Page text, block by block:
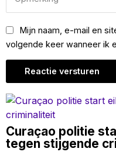
Mijn naam, e-mail en
volgende keer wanneer ik
Curaçao politie
tegen stijgende